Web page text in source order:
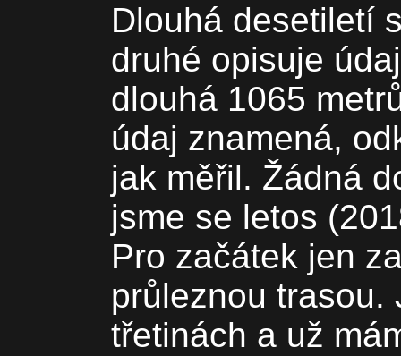
Dlouhá desetiletí
druhé opisuje
dlouhá 1065
údaj znamená,
jak měřil. Žádná
jsme se letos
Pro začátek jen
průleznou trasou.
třetinách a už